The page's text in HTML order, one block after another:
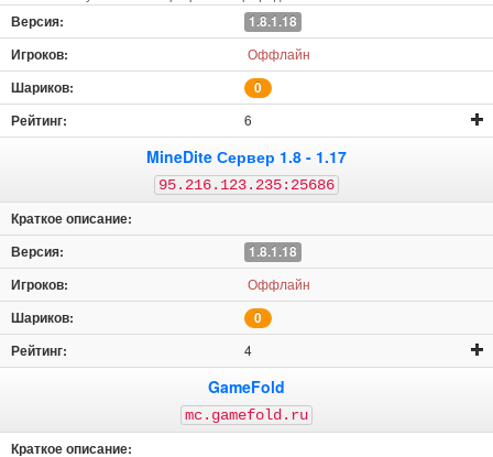
1.8.1.18
Оффлайн
0
6
MineDite Сервер 1.8 - 1.17
95.216.123.235:25686
1.8.1.18
Оффлайн
0
4
GameFold
mc.gamefold.ru